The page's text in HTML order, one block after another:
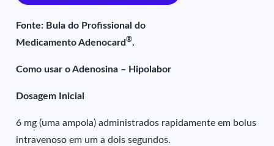
Fonte: Bula do Profissional do
Medicamento Adenocard®.
Como usar o Adenosina – Hipolabor
Dosagem Inicial
6 mg (uma ampola) administrados rapidamente em bolus
intravenoso em um a dois segundos.